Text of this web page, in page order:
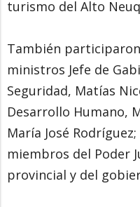
turismo del Alto
También
ministros Jefe de
Seguridad, Matías
Desarrollo Humano,
María José
miembros del Poder
provincial y del